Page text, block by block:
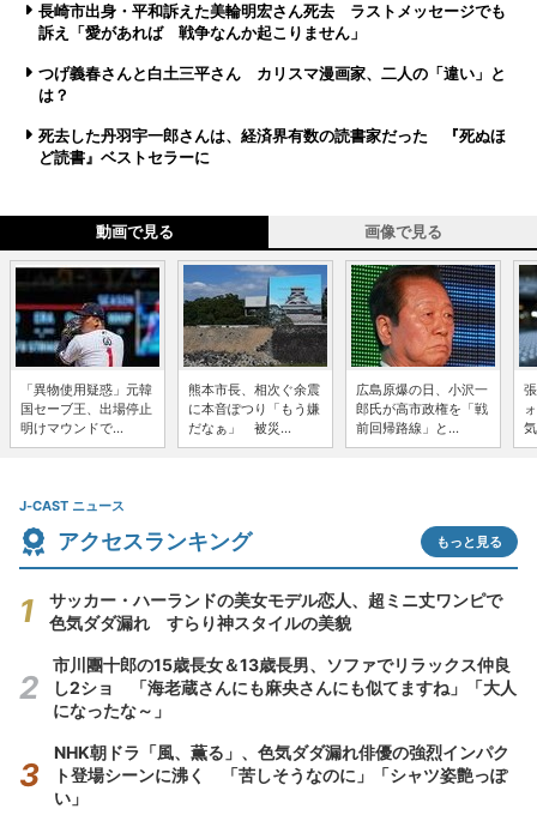
長崎市出身・平和訴えた美輪明宏さん死去 ラストメッセージでも
訴え「愛があれば 戦争なんか起こりません」
つげ義春さんと白土三平さん カリスマ漫画家、二人の「違い」と
は？
死去した丹羽宇一郎さんは、経済界有数の読書家だった 『死ぬほ
ど読書』ベストセラーに
動画で見る 画像で見る
「異物使用疑惑」元韓
国セーブ王、出場停止
明けマウンドで...
熊本市長、相次ぐ余震
に本音ぽつり「もう嫌
だなぁ」 被災...
広島原爆の日、小沢一
郎氏が高市政権を「戦
前回帰路線」と...
J-CAST ニュース
アクセスランキング もっと見る
サッカー・ハーランドの美女モデル恋人、超ミニ丈ワンピで
色気ダダ漏れ すらり神スタイルの美貌
市川團十郎の15歳長女＆13歳長男、ソファでリラックス仲良
し2ショ 「海老蔵さんにも麻央さんにも似てますね」「大人
になったな～」
NHK朝ドラ「風、薫る」、色気ダダ漏れ俳優の強烈インパク
ト登場シーンに沸く 「苦しそうなのに」「シャツ姿艶っぽ
い」